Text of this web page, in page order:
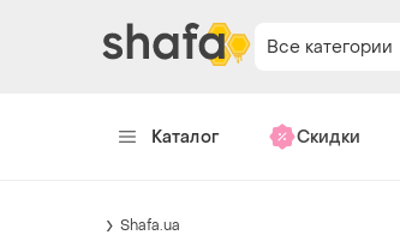
Все категории
Каталог Скидки
Shafa.ua